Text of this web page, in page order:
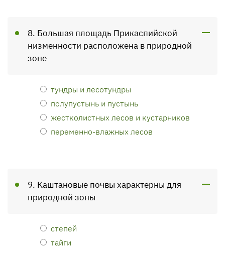
8. Большая площадь Прикаспийской
низменности расположена в природной
зоне
тундры и лесотундры
полупустынь и пустынь
жестколистных лесов и кустарников
переменно-влажных лесов
9. Каштановые почвы характерны для
природной зоны
степей
тайги